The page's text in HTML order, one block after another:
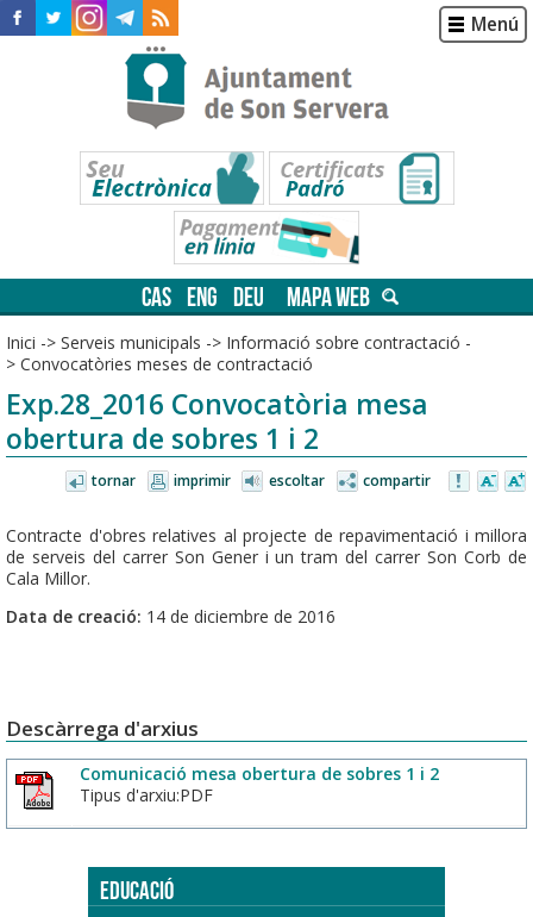
Menú
CAS ENG DEU MAPA WEB
Inici -> Serveis municipals -> Informació sobre contractació -
> Convocatòries meses de contractació
Exp.28_2016 Convocatòria mesa
obertura de sobres 1 i 2
tornar imprimir escoltar compartir
Contracte d'obres relatives al projecte de repavimentació i millora
de serveis del carrer Son Gener i un tram del carrer Son Corb de
Cala Millor.
Data de creació: 14 de diciembre de 2016
Descàrrega d'arxius
Comunicació mesa obertura de sobres 1 i 2
Tipus d'arxiu:PDF
EDUCACIÓ